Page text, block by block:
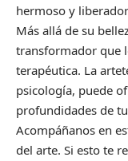
hermoso y
Más allá de su
transformador que
terapéutica. La
psicología, puede
profundidades de
Acompáñanos en
del arte. Si esto te